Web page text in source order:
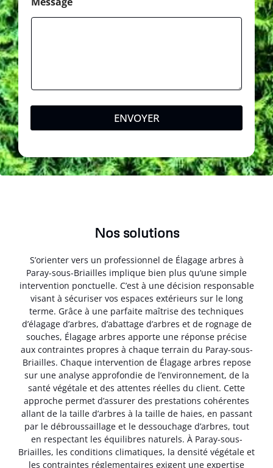
ENVOYER
Nos solutions
S’orienter vers un professionnel de Élagage arbres à
Paray-sous-Briailles implique bien plus qu’une simple
intervention ponctuelle. C’est à une décision responsable
visant à sécuriser vos espaces extérieurs sur le long
terme. Grâce à une parfaite maîtrise des techniques
d’élagage d’arbres, d’abattage d’arbres et de rognage de
souches, Élagage arbres apporte une réponse précise
aux contraintes propres à chaque terrain du Paray-sous-
Briailles. Chaque intervention de Élagage arbres repose
sur une analyse approfondie de l’environnement, de la
santé végétale et des attentes réelles du client. Cette
approche permet d’assurer des prestations cohérentes
allant de la taille d’arbres à la taille de haies, en passant
par le débroussaillage et le dessouchage d’arbres, tout
en respectant les équilibres naturels. À Paray-sous-
Briailles, les conditions climatiques, la densité végétale et
les contraintes réglementaires exigent une expertise